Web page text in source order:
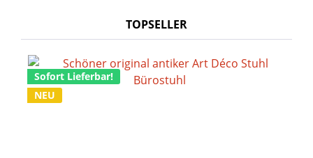
TOPSELLER
Sofort Lieferbar!
NEU